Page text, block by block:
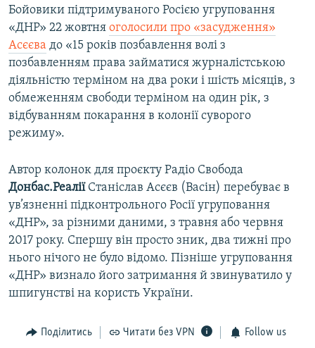
Бойовики підтримуваного Росією угруповання
«ДНР» 22 жовтня оголосили про «засудження»
Асєєва до «15 років позбавлення волі з
позбавленням права займатися журналістською
діяльністю терміном на два роки і шість місяців, з
обмеженням свободи терміном на один рік, з
відбуванням покарання в колонії суворого
режиму».
Автор колонок для проєкту Радіо Свобода
Донбас.Реалії Станіслав Асєєв (Васін) перебуває в
ув’язненні підконтрольного Росії угруповання
«ДНР», за різними даними, з травня або червня
2017 року. Спершу він просто зник, два тижні про
нього нічого не було відомо. Пізніше угруповання
«ДНР» визнало його затримання й звинуватило у
шпигунстві на користь України.
Поділитись Читати без VPN Follow us